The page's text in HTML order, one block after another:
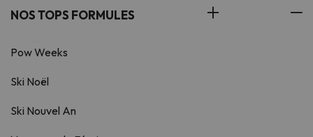
NOS TOPS FORMULES
Pow Weeks
Ski Noël
Ski Nouvel An